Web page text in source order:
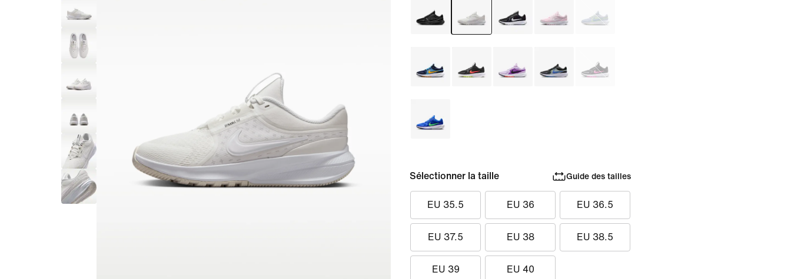
Sélectionner la taille Guide des tailles
EU 35.5 EU 36 EU 36.5
EU 37.5 EU 38 EU 38.5
EU 39 EU 40